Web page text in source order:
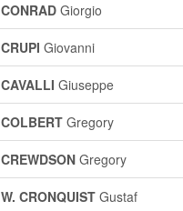
CONRAD Giorgio
CRUPI Giovanni
CAVALLI Giuseppe
COLBERT Gregory
CREWDSON Gregory
W. CRONQUIST Gustaf